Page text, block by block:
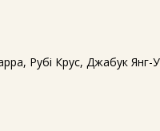
Рубі Крус, Джабук